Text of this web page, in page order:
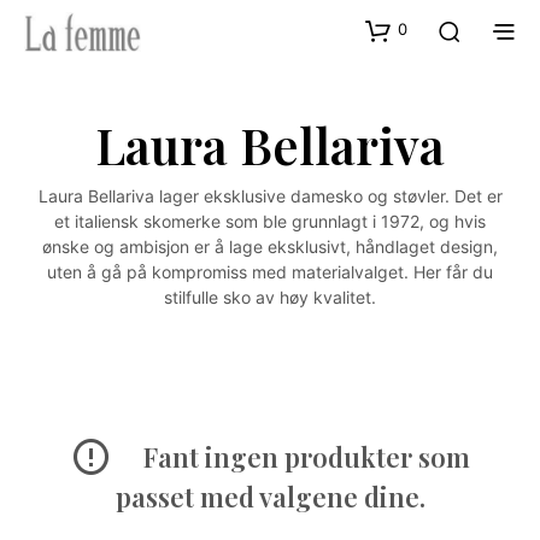
0
Laura Bellariva
Laura Bellariva lager eksklusive damesko og støvler. Det er
et italiensk skomerke som ble grunnlagt i 1972, og hvis
ønske og ambisjon er å lage eksklusivt, håndlaget design,
uten å gå på kompromiss med materialvalget. Her får du
stilfulle sko av høy kvalitet.
Fant ingen produkter som
passet med valgene dine.